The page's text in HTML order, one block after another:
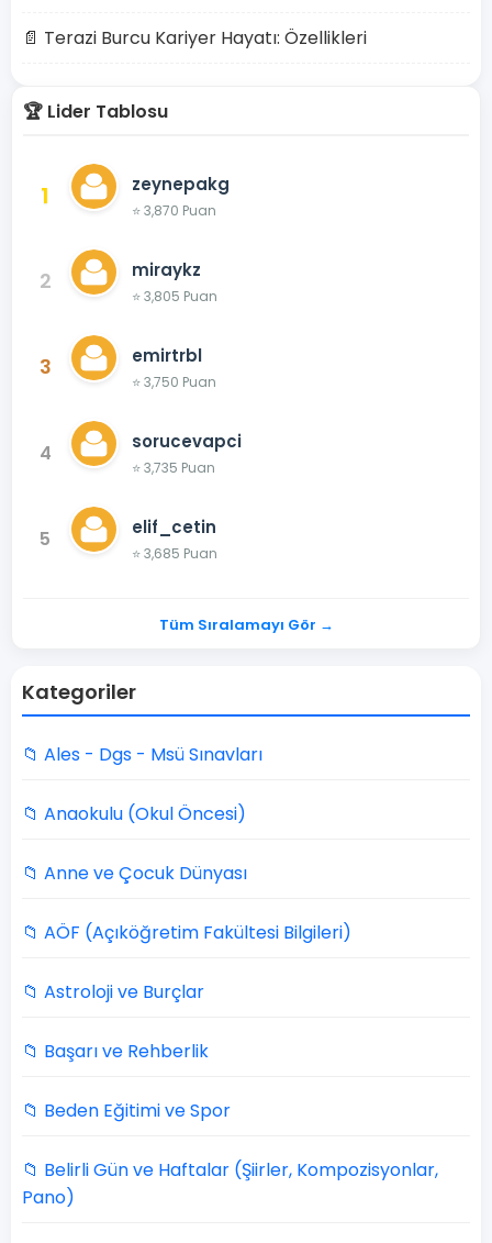
📄 Terazi Burcu Kariyer Hayatı: Özellikleri
🏆 Lider Tablosu
1 zeynepakg
⭐ 3,870 Puan
2 miraykz
⭐ 3,805 Puan
3 emirtrbl
⭐ 3,750 Puan
4 sorucevapci
⭐ 3,735 Puan
5 elif_cetin
⭐ 3,685 Puan
Tüm Sıralamayı Gör →
Kategoriler
📁 Ales - Dgs - Msü Sınavları
📁 Anaokulu (Okul Öncesi)
📁 Anne ve Çocuk Dünyası
📁 AÖF (Açıköğretim Fakültesi Bilgileri)
📁 Astroloji ve Burçlar
📁 Başarı ve Rehberlik
📁 Beden Eğitimi ve Spor
📁 Belirli Gün ve Haftalar (Şiirler, Kompozisyonlar,
Pano)